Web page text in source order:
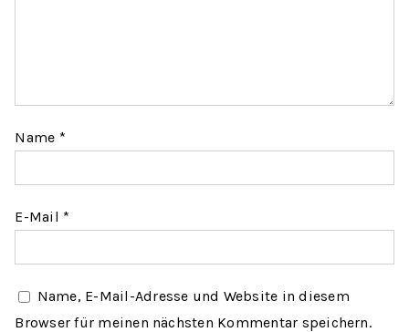
Name *
E-Mail *
Name, E-Mail-Adresse und Website in diesem
Browser für meinen nächsten Kommentar speichern.